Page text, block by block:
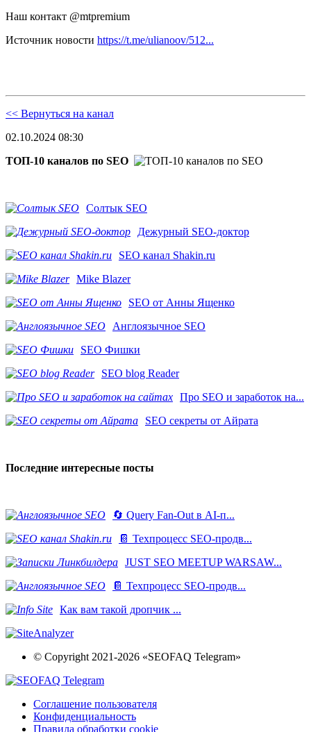
Наш контакт @mtpremium
Источник новости https://t.me/ulianoov/512...
<< Вернуться на канал
02.10.2024 08:30
ТОП-10 каналов по SEO
Солтык SEO
Дежурный SEO-доктор
SEO канал Shakin.ru
Mike Blazer
SEO от Анны Ященко
Англоязычное SEO
SEO Фишки
SEO blog Reader
Про SEO и заработок на...
SEO секреты от Айрата
Последние интересные посты
🔄 Query Fan-Out в AI-п...
📔 Техпроцесс SEO-продв...
JUST SEO MEETUP WARSAW...
📔 Техпроцесс SEO-продв...
Как вам такой дропчик ...
© Copyright 2021-2026 «SEOFAQ Telegram»
Соглашение пользователя
Конфиденциальность
Правила обработки cookie